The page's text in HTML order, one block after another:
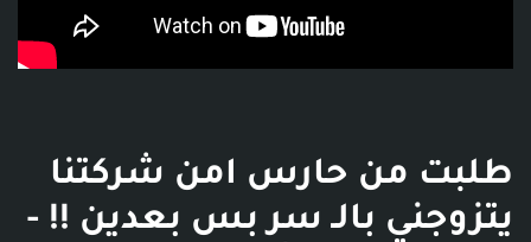
طلبت من حارس امن شركتنا
يتزوجني بالـ سر بس بعدين !! -